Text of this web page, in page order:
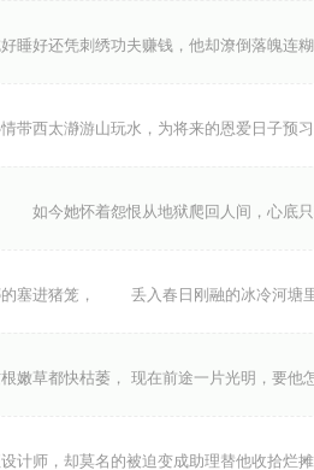
好还凭刺绣功夫赚钱，他却潦倒落魄
太瀞游山玩水，为将来的恩爱日子预
如今她怀着怨恨从地狱爬回人间，心
塞进猪笼， 丢入春日刚融的冰冷河
嫩草都快枯萎， 现在前途一片光明，要
计师，却莫名的被迫变成助理替他收拾烂